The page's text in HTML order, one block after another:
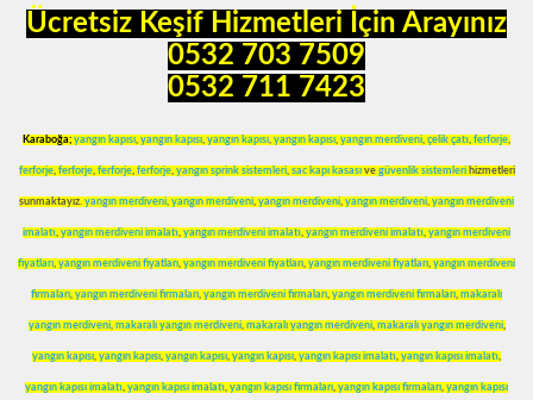
Ücretsiz Keşif Hizmetleri İçin Arayınız
0532 703 7509
0532 711 7423
Karaboğa; yangın kapısı, yangın kapısı, yangın kapısı, yangın kapısı, yangın merdiveni, çelik çatı, ferforje,
ferforje, ferforje, ferforje, ferforje, yangın sprink sistemleri, sac kapı kasasıve güvenlik sistemlerihizmetleri
sunmaktayız. yangın merdiveni, yangın merdiveni, yangın merdiveni, yangın merdiveni, yangın merdiveni
imalatı, yangın merdiveni imalatı, yangın merdiveni imalatı, yangın merdiveni imalatı, yangın merdiveni
fiyatları, yangın merdiveni fiyatları, yangın merdiveni fiyatları, yangın merdiveni fiyatları, yangın merdiveni
firmaları, yangın merdiveni firmaları, yangın merdiveni firmaları, yangın merdiveni firmaları, makaralı
yangın merdiveni, makaralı yangın merdiveni, makaralı yangın merdiveni, makaralı yangın merdiveni,
yangın kapısı, yangın kapısı, yangın kapısı, yangın kapısı, yangın kapısı imalatı, yangın kapısı imalatı,
yangın kapısı imalatı, yangın kapısı imalatı, yangın kapısı firmaları, yangın kapısı firmaları, yangın kapısı